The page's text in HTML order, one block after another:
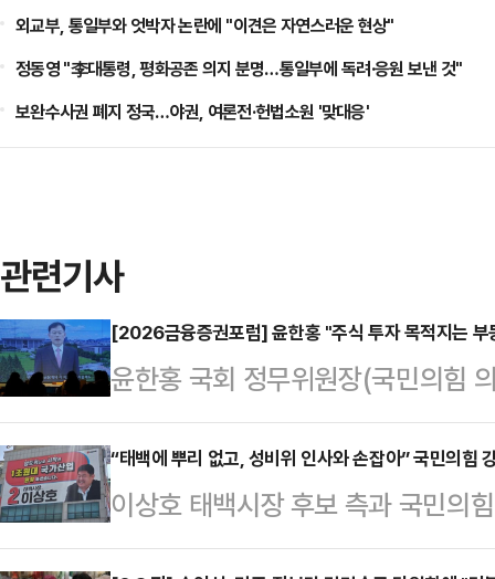
외교부, 통일부와 엇박자 논란에 "이견은 자연스러운 현상"
정동영 "李대통령, 평화공존 의지 분명…통일부에 독려·응원 보낸 것"
보완수사권 폐지 정국…야권, 여론전·헌법소원 '맞대응'
관련기사
[2026금융증권포럼] 윤한홍 "주식 투자 목적지는
윤한홍 국회 정무위원장(국민의힘
동산 억제책에도 불구하고 "주식 투
장"이라고 지적하며 금융시장의 현
색해야 한다고 주장했다.윤한홍
딩에서 '부동산 절연시대, 금융증
“태백에 뿌리 없고, 성비위 인사와 손잡아” 국민의힘
이상호 태백시장 후보 측과 국민의
동구 후보를 향해 '부동산 자산 의